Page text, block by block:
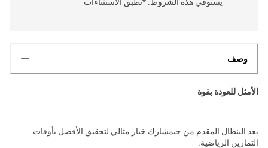
وصف
الأمثل للعودة بقوة
بعد البنطال المقدم من جيمشارك خيار مثالي لتحقيق الأفضل بأوقات
التمارين الرياضية.